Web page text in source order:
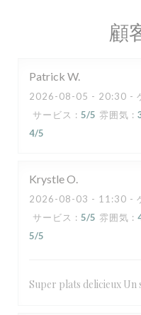
顧
Patrick W
2026-08-05 - 20:30 -
サービス : 5/5 雰囲気 :
4/5
KrystleO
2026-08-03 - 11:30 -
サービス : 5/5 雰囲気 :
5/5
Super plats delicieux